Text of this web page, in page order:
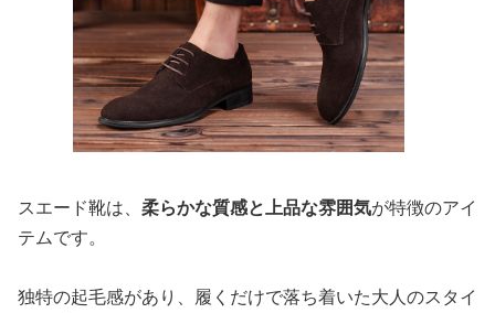
スエード靴は、 柔らかな質感と上品な雰囲気が特徴のアイ
テムです。
独特の起毛感があり、履くだけで落ち着いた大人のスタイ